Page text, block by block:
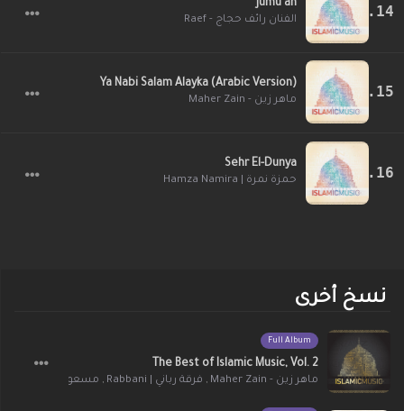
Jumu'ah
الفنان رائف حجاج - Raef
Ya Nabi Salam Alayka (Arabic Version)
ماهر زين - Maher Zain
Sehr El-Dunya
حمزة نمرة | Hamza Namira
نسخ أخرى
Full Album
The Best of Islamic Music, Vol. 2
ماهر زين - Maher Zain , فرقة رباني | Rabbani , مسعود كرتيس | Mesut Kurtis